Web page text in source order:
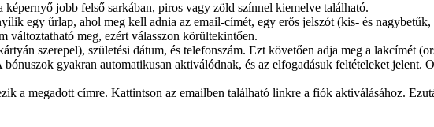
jobb felső sarkában, piros vagy zöld színnel kiemelve található.
egy űrlap, ahol meg kell adnia az email-címét, egy erős jelszót (kis- és
változtatható meg, ezért válasszon körültekintően.
szerepel), születési dátum, és telefonszám. Ezt követően adja meg a lakcímét
bónuszok gyakran automatikusan aktiválódnak, és az elfogadásuk feltételeket jelent.
a megadott címre. Kattintson az emailben található linkre a fiók aktiválásához.